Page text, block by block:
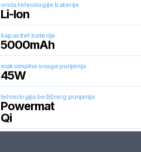
vrsta tehnologije baterije
Li-Ion
kapacitet baterije
5000mAh
maksimalna snaga punjenja
45W
tehnologija bežičnog punjenja
Powermat
Qi